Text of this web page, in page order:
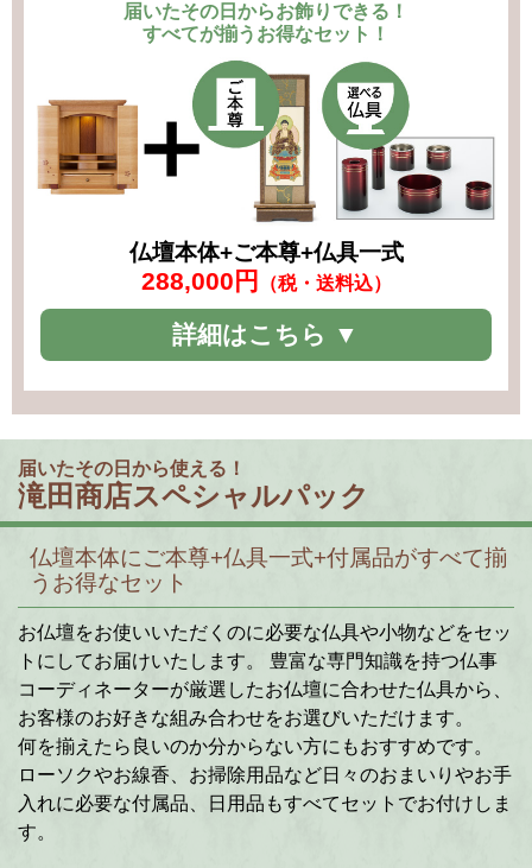
届いたその日からお飾りできる！
すべてが揃うお得なセット！
仏壇本体+ご本尊+仏具一式
288,000円 （税・送料込）
詳細はこちら ▼
届いたその日から使える！
滝田商店スペシャルパック
仏壇本体にご本尊+仏具一式+付属品がすべて揃
うお得なセット
お仏壇をお使いいただくのに必要な仏具や小物などをセッ
トにしてお届けいたします。 豊富な専門知識を持つ仏事
コーディネーターが厳選したお仏壇に合わせた仏具から、
お客様のお好きな組み合わせをお選びいただけます。
何を揃えたら良いのか分からない方にもおすすめです。
ローソクやお線香、お掃除用品など日々のおまいりやお手
入れに必要な付属品、日用品もすべてセットでお付けしま
す。